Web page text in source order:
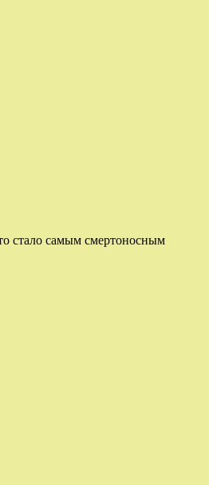
стало самым смертоносным